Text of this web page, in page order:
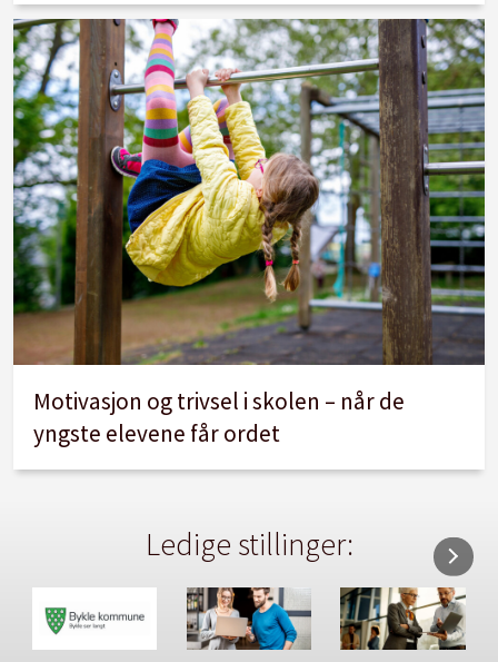
Motivasjon og trivsel i skolen – når de
yngste elevene får ordet
Ledige stillinger: